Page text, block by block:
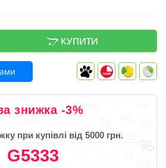
КУПИТИ
знижка -3%
при купівлі від 5000 грн.
G5333